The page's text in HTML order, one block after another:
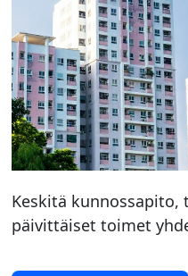
Keskitä
päivittäiset toimet